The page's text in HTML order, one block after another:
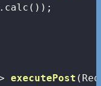
executePost